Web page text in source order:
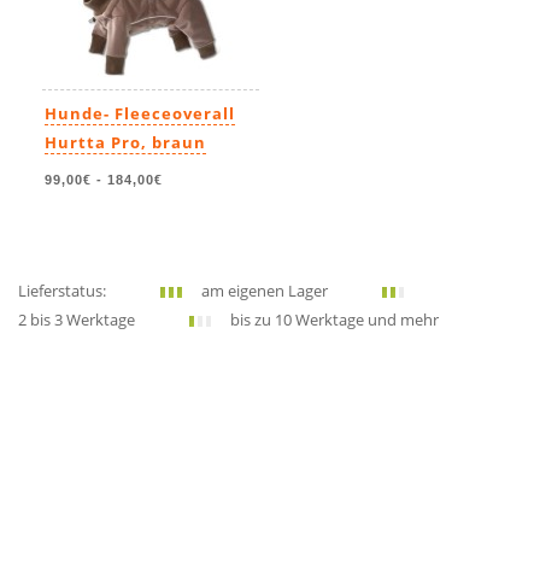
Hunde- Fleeceoverall
Hurtta Pro, braun
99,00€ - 184,00€
Lieferstatus:
am eigenen Lager
2 bis 3 Werktage
bis zu 10 Werktage und mehr